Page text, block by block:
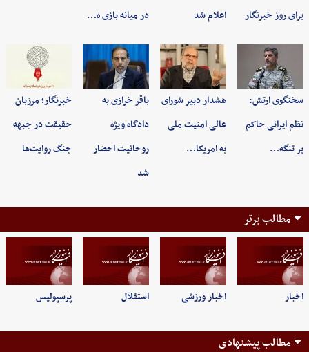
برای روز خبرنگار
اعلام شد
در میانه بازی ه…
سخنگوی ارتش:
نظم ایرانی حاکم
بر تنگه…
هشدار دبیر شورای
عالی امنیت ملی
به امریکا…
باقر خرازی به
دادگاه ویژه
روحانیت احضار
شد
خبرنگار؛ مرزبان
حقیقت در جبهه
جنگ روایت‌ها
مطالب برتر
اخبار اخبار ورزشی استقلال پرسپولیس
مطالب پیشنهادی